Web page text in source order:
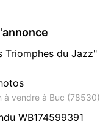
Triomphes du Jazz"
à vendre à Buc (78530)
WB174599391